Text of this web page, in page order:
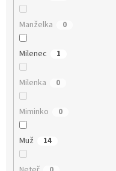
Manželka 0
Milenec 1
Milenka 0
Miminko 0
Muž 14